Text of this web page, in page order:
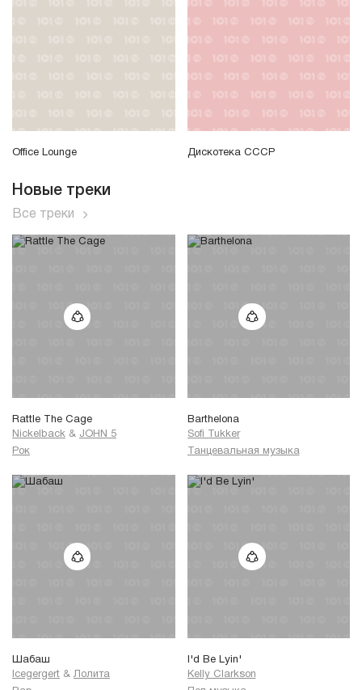
Office Lounge Дискотека СССР
Новые треки
Все треки
Rattle The Cage
Nickelback & JOHN 5
Рок
Barthelona
Sofi Tukker
Танцевальная музыка
Шабаш
Icegergert & Лолита
I'd Be Lyin'
Kelly Clarkson